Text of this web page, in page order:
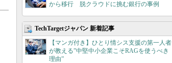
から移行 脱クラウドに挑む銀行の事例
TechTargetジャパン 新着記事
【マンガ付き】ひとり情シス支援の第一人者
が教える”中堅中小企業こそRAGを使うべき
理由”